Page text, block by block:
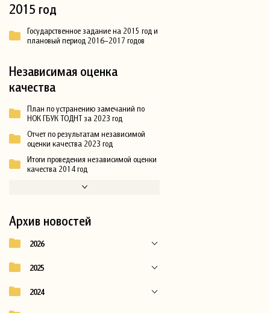
2015 год
Государственное задание на 2015 год и
плановый период 2016–2017 годов
Независимая оценка
качества
План по устранению замечаний по
НОК ГБУК ТОДНТ за 2023 год
Отчет по результатам независимой
оценки качества 2023 год
Итоги проведения независимой оценки
качества 2014 год
Архив новостей
2026
2025
2024